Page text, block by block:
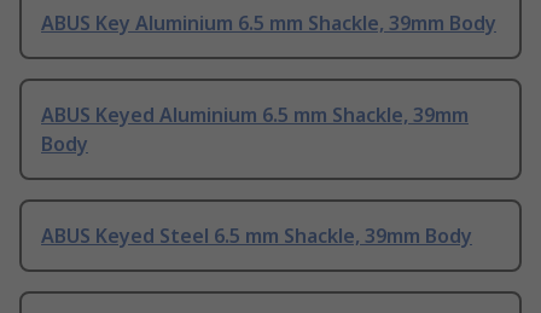
ABUS Key Aluminium 6.5 mm Shackle, 39mm Body
ABUS Keyed Aluminium 6.5 mm Shackle, 39mm
Body
ABUS Keyed Steel 6.5 mm Shackle, 39mm Body